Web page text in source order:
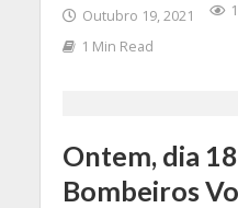
Outubro 19, 2021
1 Min Read
Ontem, dia
Bombeiros